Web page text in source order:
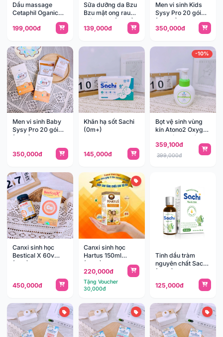
Dầu massage
Cetaphil Oganic
199,000đ
Sữa dưỡng da Bzu
Bzu mật ong rau
má 200ml (0-3y)
139,000đ
Men vi sinh Kids
Sysy Pro 20 gói
(24m+)
350,000đ
Men vi sinh Baby
Sysy Pro 20 gói
(0m+)
350,000đ
Khăn hạ sốt Sachi
(0m+)
145,000đ
-10%
Bọt vệ sinh vùng
kín Atono2 Oxygen
cho bé 300g (
3m+)
359,100đ
399,000đ
Canxi sinh học
Bestical X 60v
(8y+)
450,000đ
Canxi sinh học
Hartus 150ml
(4m+)
220,000đ
Tặng Voucher
30,000đ
Tinh dầu tràm
nguyên chất Sachi
(0m+)
125,000đ